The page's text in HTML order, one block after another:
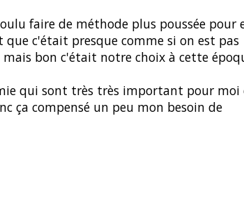
faire de méthode plus poussée pour
c'était presque comme si on est pas
bon c'était notre choix à cette
qui sont très très important pour moi
ça compensé un peu mon besoin de